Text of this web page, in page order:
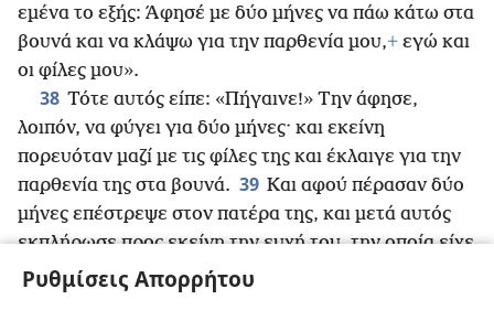
Ρυθμίσεις Απορρήτου
εμένα το εξής: Άφησέ με δύο μήνες να πάω κάτω στα
βουνά και να κλάψω για την παρθενία μου,+ εγώ και
οι φίλες μου».
38 Τότε αυτός είπε: «Πήγαινε!» Την άφησε,
λοιπόν, να φύγει για δύο μήνες· και εκείνη
πορευόταν μαζί με τις φίλες της και έκλαιγε για την
παρθενία της στα βουνά. 39 Και αφού πέρασαν δύο
μήνες επέστρεψε στον πατέρα της, και μετά αυτός
εκπλήρωσε προς εκείνη την ευχή του, την οποία είχε
κάνει.+Και εκείνη δεν είχε ποτέ σχέσεις με άντρα.